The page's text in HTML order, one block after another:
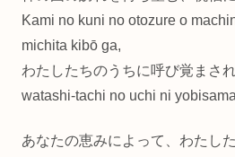
Kami no kuni no otozure o
michita kibō ga,
わたしたちのうちに呼び覚まさ
watashi-tachi no uchi ni
あなたの恵みによって、わたした